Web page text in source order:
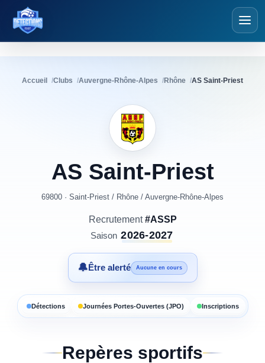
Détections Foot
Accueil Clubs Auvergne-Rhône-Alpes Rhône AS Saint-Priest
AS Saint-Priest
69800 · Saint-Priest / Rhône / Auvergne-Rhône-Alpes
Recrutement#ASSP
Saison 2026-2027
🔔Être alerté Aucune en cours
Détections Journées Portes-Ouvertes (JPO) Inscriptions
Repères sportifs